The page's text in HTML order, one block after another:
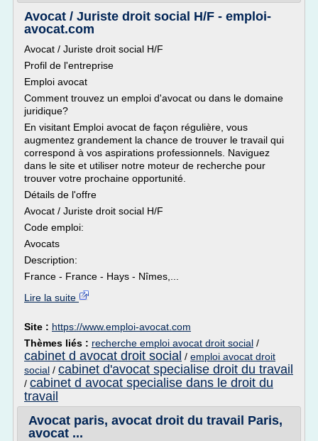
Avocat / Juriste droit social H/F - emploi-
avocat.com
Avocat / Juriste droit social H/F
Profil de l'entreprise
Emploi avocat
Comment trouvez un emploi d'avocat ou dans le domaine
juridique?
En visitant Emploi avocat de façon régulière, vous
augmentez grandement la chance de trouver le travail qui
correspond à vos aspirations professionnels. Naviguez
dans le site et utiliser notre moteur de recherche pour
trouver votre prochaine opportunité.
Détails de l'offre
Avocat / Juriste droit social H/F
Code emploi:
Avocats
Description:
France - France - Hays - Nîmes,...
Lire la suite
Site : https://www.emploi-avocat.com
Thèmes liés : recherche emploi avocat droit social /
cabinet d avocat droit social / emploi avocat droit
social / cabinet d'avocat specialise droit du travail
/ cabinet d avocat specialise dans le droit du
travail
Avocat paris, avocat droit du travail Paris,
avocat ...